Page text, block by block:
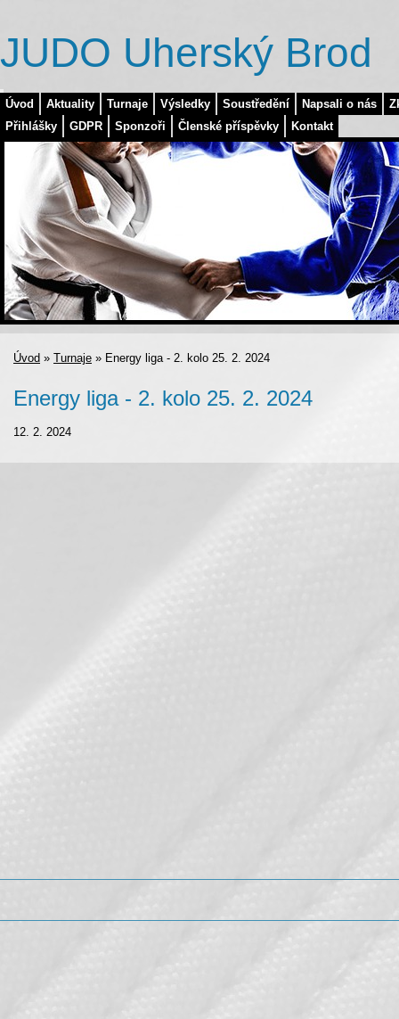
Úvod Aktuality Turnaje Výsledky Soustředění Napsali o nás
Přihlášky
GDPR Sponzoři Členské příspěvky Kontakt
JUDO Uherský Brod
Úvod » Turnaje » Energy liga - 2. kolo 25. 2. 2024
Energy liga - 2. kolo 25. 2. 2024
12. 2. 2024